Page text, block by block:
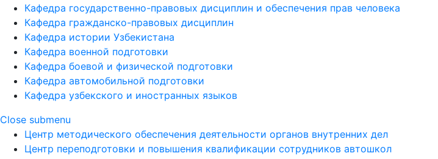
Кафедра государственно-правовых дисциплин и обеспечения прав человека
Кафедра гражданско-правовых дисциплин
Кафедра истории Узбекистана
Кафедра военной подготовки
Кафедра боевой и физической подготовки
Кафедра автомобильной подготовки
Кафедра узбекского и иностранных языков
Close submenu
Центр методического обеспечения деятельности органов внутренних дел
Центр переподготовки и повышения квалификации сотрудников автошкол